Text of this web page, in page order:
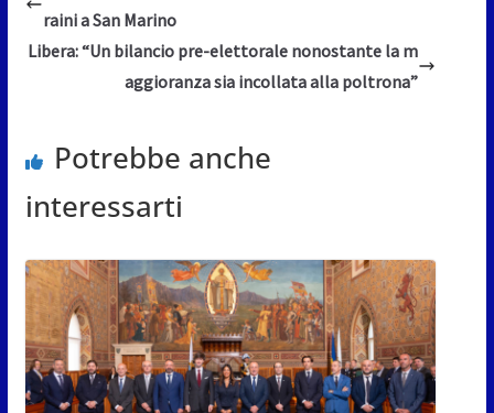
raini a San Marino
Libera: “Un bilancio pre-elettorale nonostante la m
aggioranza sia incollata alla poltrona”
Potrebbe anche
interessarti